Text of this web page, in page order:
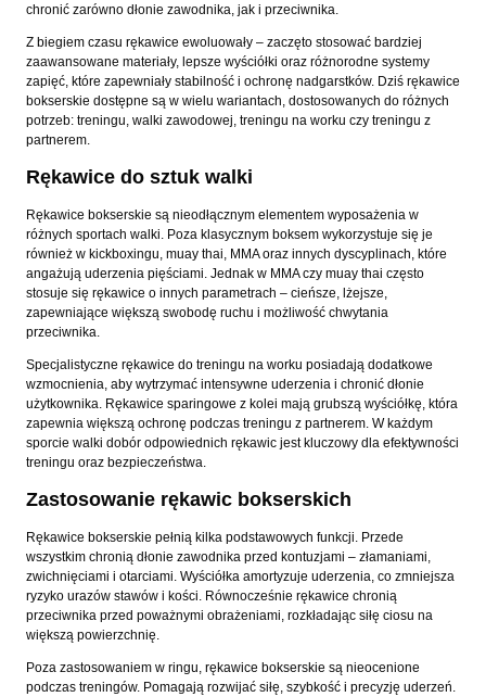
chronić zarówno dłonie zawodnika, jak i przeciwnika.
Z biegiem czasu rękawice ewoluowały – zaczęto stosować bardziej
zaawansowane materiały, lepsze wyściółki oraz różnorodne systemy
zapięć, które zapewniały stabilność i ochronę nadgarstków. Dziś rękawice
bokserskie dostępne są w wielu wariantach, dostosowanych do różnych
potrzeb: treningu, walki zawodowej, treningu na worku czy treningu z
partnerem.
Rękawice do sztuk walki
Rękawice bokserskie są nieodłącznym elementem wyposażenia w
różnych sportach walki. Poza klasycznym boksem wykorzystuje się je
również w kickboxingu, muay thai, MMA oraz innych dyscyplinach, które
angażują uderzenia pięściami. Jednak w MMA czy muay thai często
stosuje się rękawice o innych parametrach – cieńsze, lżejsze,
zapewniające większą swobodę ruchu i możliwość chwytania
przeciwnika.
Specjalistyczne rękawice do treningu na worku posiadają dodatkowe
wzmocnienia, aby wytrzymać intensywne uderzenia i chronić dłonie
użytkownika. Rękawice sparingowe z kolei mają grubszą wyściółkę, która
zapewnia większą ochronę podczas treningu z partnerem. W każdym
sporcie walki dobór odpowiednich rękawic jest kluczowy dla efektywności
treningu oraz bezpieczeństwa.
Zastosowanie rękawic bokserskich
Rękawice bokserskie pełnią kilka podstawowych funkcji. Przede
wszystkim chronią dłonie zawodnika przed kontuzjami – złamaniami,
zwichnięciami i otarciami. Wyściółka amortyzuje uderzenia, co zmniejsza
ryzyko urazów stawów i kości. Równocześnie rękawice chronią
przeciwnika przed poważnymi obrażeniami, rozkładając siłę ciosu na
większą powierzchnię.
Poza zastosowaniem w ringu, rękawice bokserskie są nieocenione
podczas treningów. Pomagają rozwijać siłę, szybkość i precyzję uderzeń.